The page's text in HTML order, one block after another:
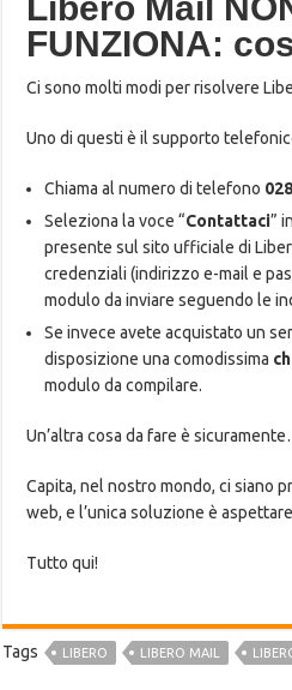
Libero Mail
FUNZIONA:
Ci sono molti modi per risolvere
Uno di questi è il supporto
Chiama al numero di telefono
Seleziona la voce “Contattaci”
presente sul sito ufficiale di
credenziali (indirizzo e-mail e
modulo da inviare seguendo le
Se invece avete acquistato un
disposizione una comodissima
modulo da compilare.
Un’altra cosa da fare è
Capita, nel nostro mondo, ci siano
web, e l’unica soluzione è
Tutto qui!
Tags LIBERO LIBERO MAIL